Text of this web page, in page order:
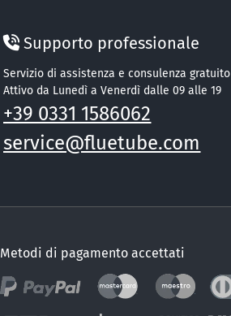
Supporto professionale
Servizio di assistenza e consulenza gratuito
Attivo da Lunedì a Venerdì dalle 09 alle 19
+39 0331 1586062
service@fluetube.com
Metodi di pagamento accettati